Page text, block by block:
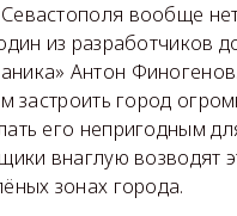
вообще
из разработчиков
Антон
застроить город
его непригодным
внаглую возводят
зонах города.